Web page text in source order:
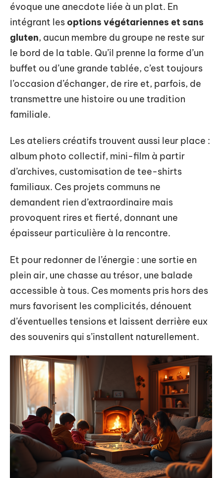
évoque une anecdote liée à un plat. En
intégrant les options végétariennes et sans
gluten, aucun membre du groupe ne reste sur
le bord de la table. Qu’il prenne la forme d’un
buffet ou d’une grande tablée, c’est toujours
l’occasion d’échanger, de rire et, parfois, de
transmettre une histoire ou une tradition
familiale.
Les ateliers créatifs trouvent aussi leur place :
album photo collectif, mini-film à partir
d’archives, customisation de tee-shirts
familiaux. Ces projets communs ne
demandent rien d’extraordinaire mais
provoquent rires et fierté, donnant une
épaisseur particulière à la rencontre.
Et pour redonner de l’énergie : une sortie en
plein air, une chasse au trésor, une balade
accessible à tous. Ces moments pris hors des
murs favorisent les complicités, dénouent
d’éventuelles tensions et laissent derrière eux
des souvenirs qui s’installent naturellement.